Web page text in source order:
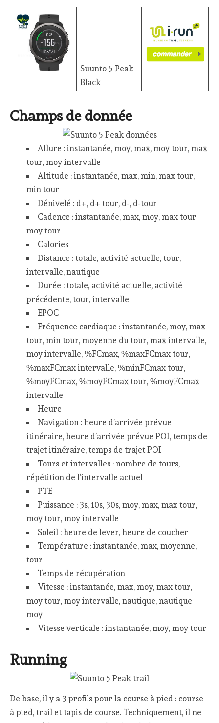
Suunto 5 Peak
Black
Champs de donnée
Allure : instantanée, moy, max, moy tour, max
tour, moy intervalle
Altitude : instantanée, max, min, max tour,
min tour
Dénivelé : d+, d+ tour, d-, d-tour
Cadence : instantanée, max, moy, max tour,
moy tour
Calories
Distance : totale, activité actuelle, tour,
intervalle, nautique
Durée : totale, activité actuelle, activité
précédente, tour, intervalle
EPOC
Fréquence cardiaque : instantanée, moy, max
tour, min tour, moyenne du tour, max intervalle,
moy intervalle, %FCmax, %maxFCmax tour,
%maxFCmax intervalle, %minFCmax tour,
%moyFCmax, %moyFCmax tour, %moyFCmax
intervalle
Heure
Navigation : heure d’arrivée prévue
itinéraire, heure d’arrivée prévue POI, temps de
trajet itinéraire, temps de trajet POI
Tours et intervalles : nombre de tours,
répétition de l’intervalle actuel
PTE
Puissance : 3s, 10s, 30s, moy, max, max tour,
moy tour, moy intervalle
Soleil : heure de lever, heure de coucher
Température : instantanée, max, moyenne,
tour
Temps de récupération
Vitesse : instantanée, max, moy, max tour,
moy tour, moy intervalle, nautique, nautique
moy
Vitesse verticale : instantanée, moy, moy tour
Running
De base, il y a 3 profils pour la course à pied : course
à pied, trail et tapis de course. Techniquement, il ne